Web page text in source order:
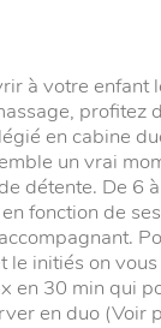
à votre enfant
profitez
en cabine
un vrai
détente. De 6
fonction de
le initiés on
en 30 min qui
en duo (Voir